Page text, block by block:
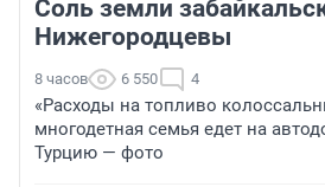
Соль земли
Нижегородцевы
8 часов 6 550 4
«Расходы на топливо
многодетная семья едет на
Турцию — фото